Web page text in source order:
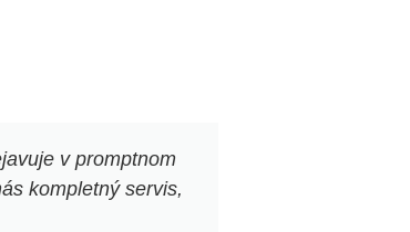
v promptnom
kompletný servis,